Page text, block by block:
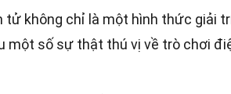
tử không chỉ là một hình thức giải
một số sự thật thú vị về trò chơi